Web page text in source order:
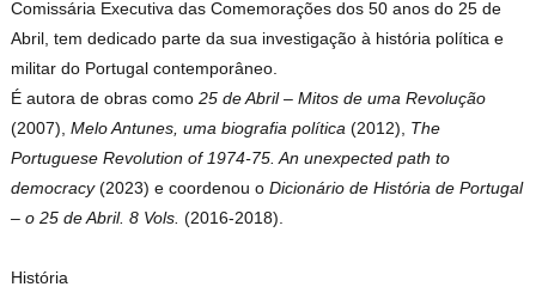
Comissária Executiva das Comemorações dos 50 anos do 25 de
Abril, tem dedicado parte da sua investigação à história política e
militar do Portugal contemporâneo.
É autora de obras como25 de Abril – Mitos de uma Revolução
(2007),Melo Antunes, uma biografia política (2012), The
Portuguese Revolution of 1974-75. An unexpected path to
democracy(2023) e coordenou oDicionário de História de Portugal
– o 25 de Abril. 8 Vols. (2016-2018).
História